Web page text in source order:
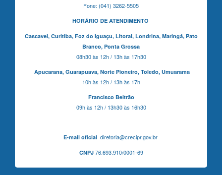
Fone: (041) 3262-5505
HORÁRIO DE ATENDIMENTO
Cascavel, Curitiba,Foz do Iguaçu, Litoral, Londrina, Maringá, Pato
Branco, Ponta Grossa
08h30 às 12h / 13h às 17h30
Apucarana, Guarapuava, Norte Pioneiro, Toledo, Umuarama
10h às 12h / 13h às 17h
Francisco Beltrão
09h às 12h / 13h30 às 16h30
E-mail oficialdiretoria@crecipr.gov.br
CNPJ76.693.910/0001-69